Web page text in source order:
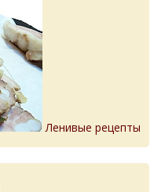
Ленивые рецепты